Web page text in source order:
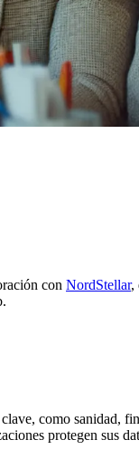
con NordStellar,
como sanidad,
protegen sus